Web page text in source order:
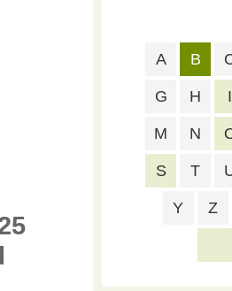
A B
G H I
M N
S T
Y Z